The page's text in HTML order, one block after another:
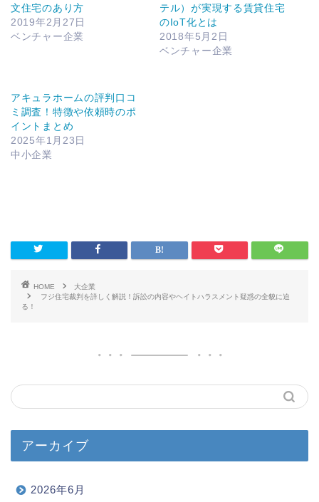
文住宅のあり方
2019年2月27日
ベンチャー企業
テル）が実現する賃貸住宅
のIoT化とは
2018年5月2日
ベンチャー企業
アキュラホームの評判口コ
ミ調査！特徴や依頼時のポ
イントまとめ
2025年1月23日
中小企業
HOME
大企業
フジ住宅裁判を詳しく解説！訴訟の内容やヘイトハラスメント疑惑の全貌に迫
る！
アーカイブ
2026年6月